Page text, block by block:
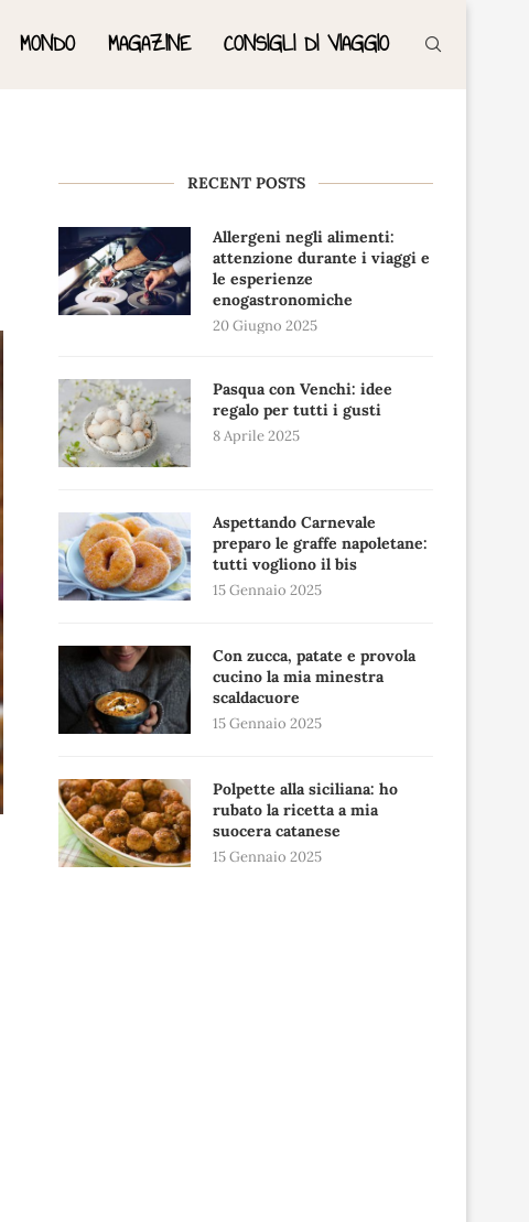
MONDO MAGAZINE CONSIGLI DI VIAGGIO
RECENT POSTS
Allergeni negli alimenti:
attenzione durante i viaggi e
le esperienze
enogastronomiche
20 Giugno 2025
Pasqua con Venchi: idee
regalo per tutti i gusti
8 Aprile 2025
Aspettando Carnevale
preparo le graffe napoletane:
tutti vogliono il bis
15 Gennaio 2025
Con zucca, patate e provola
cucino la mia minestra
scaldacuore
15 Gennaio 2025
Polpette alla siciliana: ho
rubato la ricetta a mia
suocera catanese
15 Gennaio 2025